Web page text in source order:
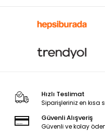
Hızlı Teslimat
Siparişleriniz en kısa
Güvenli Alışveriş
Güvenli ve kolay